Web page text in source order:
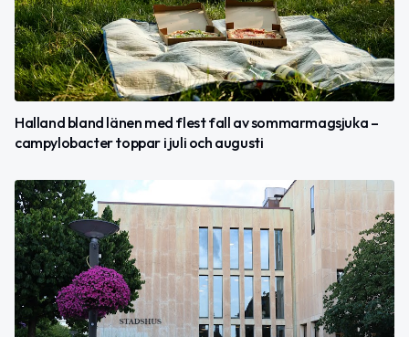
Halland bland länen med flest fall av sommarmagsjuka –
campylobacter toppar i juli och augusti